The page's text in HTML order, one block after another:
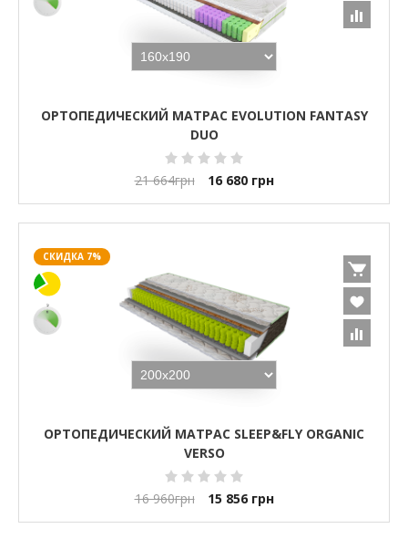
ОРТОПЕДИЧЕСКИЙ МАТРАС EVOLUTION FANTASY
DUO
21 664грн 16 680 грн
СКИДКА 7%
ОРТОПЕДИЧЕСКИЙ МАТРАС SLEEP&FLY ORGANIC
VERSO
16 960грн 15 856 грн